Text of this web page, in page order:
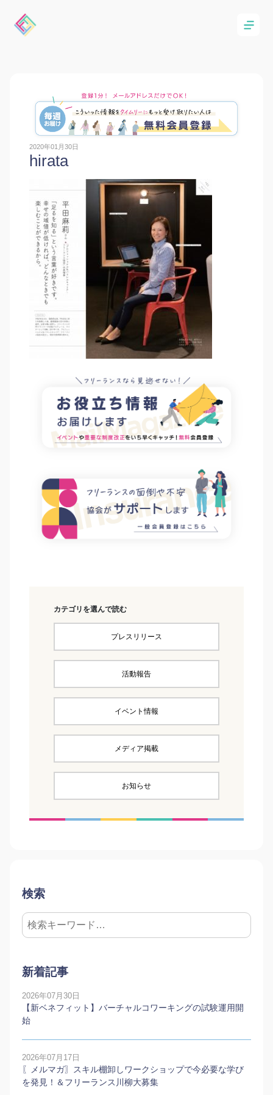
2020年01月30日
hirata
カテゴリを選んで読む
プレスリリース
活動報告
イベント情報
メディア掲載
お知らせ
検索
新着記事
2026年07月30日
【新ベネフィット】バーチャルコワーキングの試験運用開
始
2026年07月17日
〖メルマガ〗スキル棚卸しワークショップで今必要な学び
を発見！＆フリーランス川柳大募集